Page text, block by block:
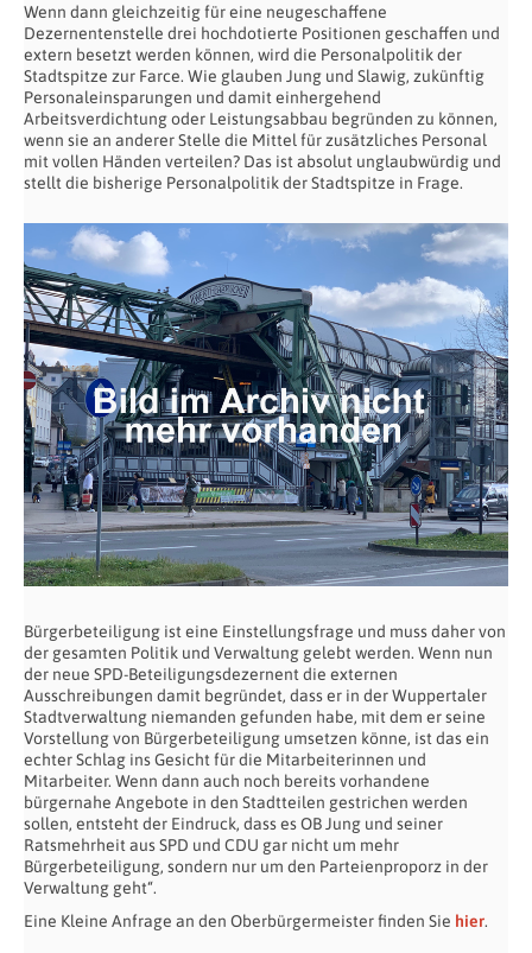
Wenn dann gleichzeitig für eine neugeschaffene
Dezernentenstelle drei hochdotierte Positionen geschaffen und
extern besetzt werden können, wird die Personalpolitik der
Stadtspitze zur Farce. Wie glauben Jung und Slawig, zukünftig
Personaleinsparungen und damit einhergehend
Arbeitsverdichtung oder Leistungsabbau begründen zu können,
wenn sie an anderer Stelle die Mittel für zusätzliches Personal
mit vollen Händen verteilen? Das ist absolut unglaubwürdig und
stellt die bisherige Personalpolitik der Stadtspitze in Frage.
Bürgerbeteiligung ist eine Einstellungsfrage und muss daher von
der gesamten Politik und Verwaltung gelebt werden. Wenn nun
der neue SPD-Beteiligungsdezernent die externen
Ausschreibungen damit begründet, dass er in der Wuppertaler
Stadtverwaltung niemanden gefunden habe, mit dem er seine
Vorstellung von Bürgerbeteiligung umsetzen könne, ist das ein
echter Schlag ins Gesicht für die Mitarbeiterinnen und
Mitarbeiter. Wenn dann auch noch bereits vorhandene
bürgernahe Angebote in den Stadtteilen gestrichen werden
sollen, entsteht der Eindruck, dass es OB Jung und seiner
Ratsmehrheit aus SPD und CDU gar nicht um mehr
Bürgerbeteiligung, sondern nur um den Parteienproporz in der
Verwaltung geht“.
Eine Kleine Anfrage an den Oberbürgermeister finden Sie hier.